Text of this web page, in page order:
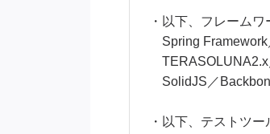
・以下、フレーム
Spring
TERASOLUNA2.x
SolidJS／
・以下、テストツ